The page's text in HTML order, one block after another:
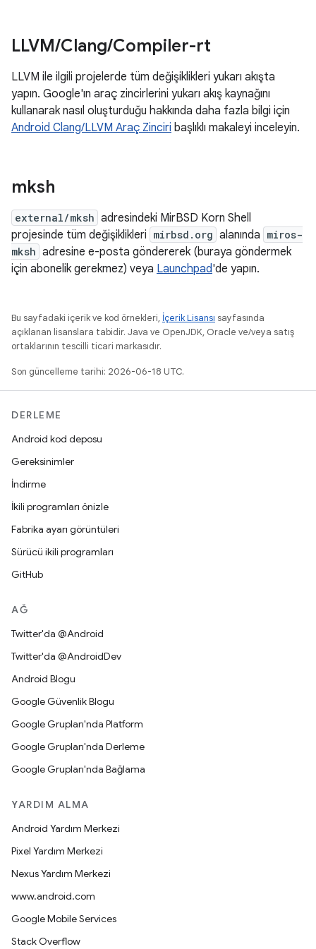
LLVM/Clang/Compiler-rt
LLVM ile ilgili projelerde tüm değişiklikleri yukarı akışta
yapın. Google'ın araç zincirlerini yukarı akış kaynağını
kullanarak nasıl oluşturduğu hakkında daha fazla bilgi için
Android Clang/LLVM Araç Zinciri başlıklı makaleyi inceleyin.
mksh
external/mksh adresindeki MirBSD Korn Shell
projesinde tüm değişiklikleri mirbsd.org alanında miros-
mksh adresine e-posta göndererek (buraya göndermek
için abonelik gerekmez) veya Launchpad'de yapın.
Bu sayfadaki içerik ve kod örnekleri, İçerik Lisansı sayfasında
açıklanan lisanslara tabidir. Java ve OpenJDK, Oracle ve/veya satış
ortaklarının tescilli ticari markasıdır.
Son güncelleme tarihi: 2026-06-18 UTC.
DERLEME
Android kod deposu
Gereksinimler
İndirme
İkili programları önizle
Fabrika ayarı görüntüleri
Sürücü ikili programları
GitHub
AĞ
Twitter'da @Android
Twitter'da @AndroidDev
Android Blogu
Google Güvenlik Blogu
Google Grupları'nda Platform
Google Grupları'nda Derleme
Google Grupları'nda Bağlama
YARDIM ALMA
Android Yardım Merkezi
Pixel Yardım Merkezi
Nexus Yardım Merkezi
www.android.com
Google Mobile Services
Stack Overflow